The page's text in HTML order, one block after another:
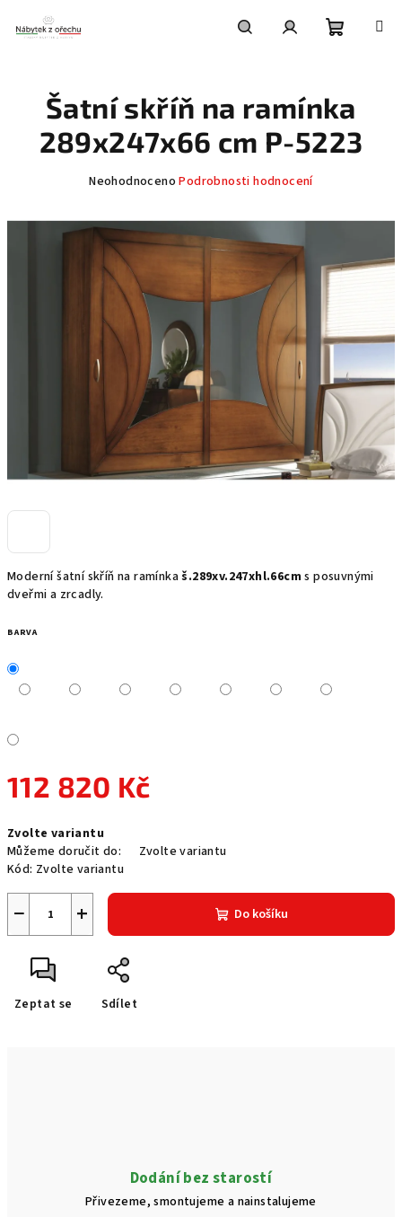
obsah
košík
Moderní šatní skříň na ramínkaš.289xv.247xhl.66cm s posuvnými
dveřmi a zrcadly.
BARVA
112 820 Kč
cena:
Zvolte variantu
Můžeme doručit do:
Zvolte variantu
Kód: Zvolte variantu
+
− Do košíku
Zeptat se Sdílet
Šatní skříň na ramínka
289x247x66 cm P-5223
Průměrné
produktu
je
0,0
z
hvězdiček.
Neohodnoceno Podrobnosti hodnocení
Dodání bez starostí
Přivezeme, smontujeme a nainstalujeme